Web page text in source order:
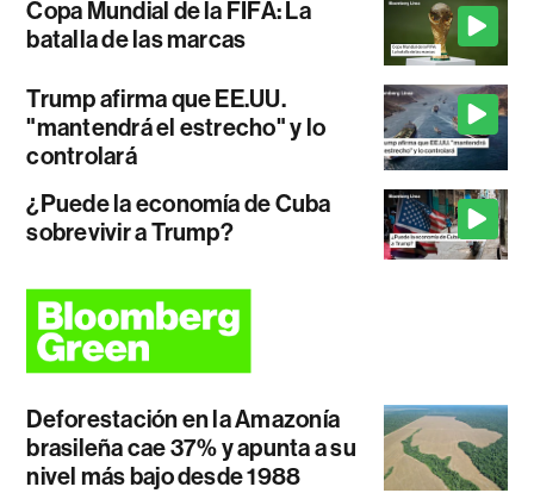
Copa Mundial de la FIFA: La
batalla de las marcas
Trump afirma que EE.UU.
"mantendrá el estrecho" y lo
controlará
¿Puede la economía de Cuba
sobrevivir a Trump?
Deforestación en la Amazonía
brasileña cae 37% y apunta a su
nivel más bajo desde 1988